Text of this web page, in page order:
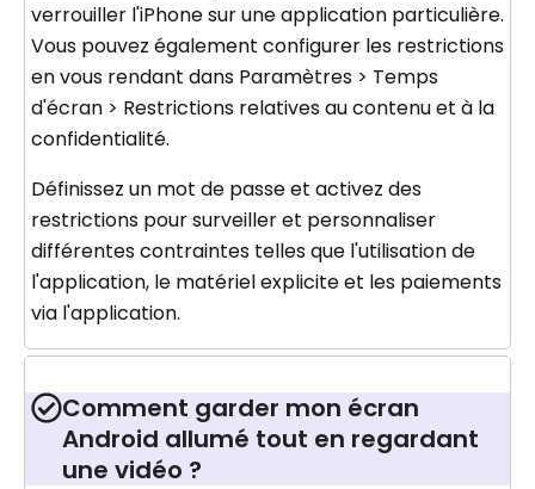
verrouiller l'iPhone sur une application particulière.
Vous pouvez également configurer les restrictions
en vous rendant dans Paramètres > Temps
d'écran > Restrictions relatives au contenu et à la
confidentialité.
Définissez un mot de passe et activez des
restrictions pour surveiller et personnaliser
différentes contraintes telles que l'utilisation de
l'application, le matériel explicite et les paiements
via l'application.
Comment garder mon écran
Android allumé tout en regardant
une vidéo ?